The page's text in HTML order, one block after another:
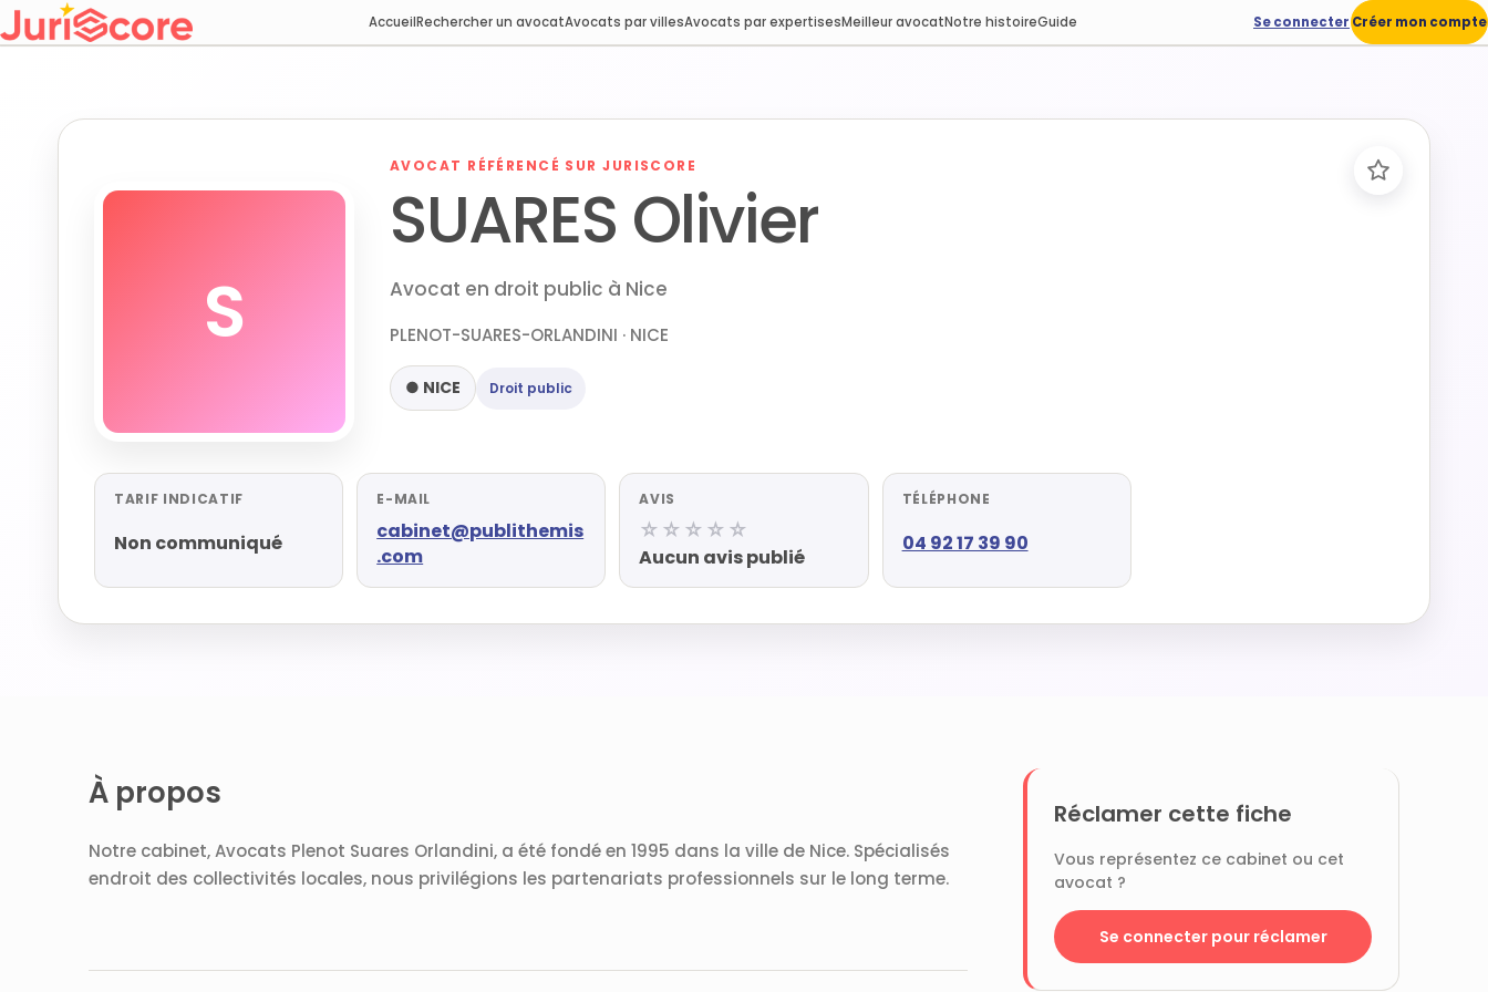
AccueilRechercher un avocatAvocats par villesAvocats par expertisesMeilleur avocatNotre histoireGuide Se connecter Créer mon compte
S
AVOCAT RÉFÉRENCÉ SUR JURISCORE
SUARES Olivier
Avocat en droit public à Nice
PLENOT-SUARES-ORLANDINI · NICE
● NICE Droit public
TARIF INDICATIF
Non communiqué
E-MAIL
cabinet@publithemis
.com
AVIS
☆☆☆☆☆
Aucun avis publié
TÉLÉPHONE
04 92 17 39 90
À propos
Notre cabinet, Avocats Plenot Suares Orlandini, a été fondé en 1995 dans la ville de Nice. Spécialisés
endroit des collectivités locales, nous privilégions les partenariats professionnels sur le long terme.
Réclamer cette fiche
Vous représentez ce cabinet ou cet
avocat ?
Se connecter pour réclamer